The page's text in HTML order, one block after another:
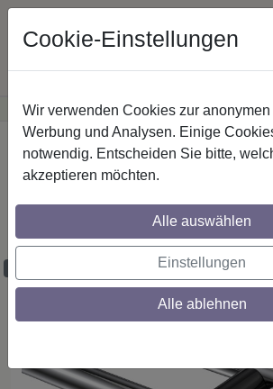
Günstige Versandkosteninnerhalb
Startseite Gardinenstangen Metall
Gardinenstangen aus Metall
2-läufig, Modell PLATON -
Schwarz (ohne Ringe)
Cookie-Einstellungen
Wir verwenden Cookies zur anonymen
Werbung und Analysen. Einige
notwendig. Entscheiden Sie bitte,
akzeptieren möchten.
Alle auswählen
Einstellungen
Alle ablehnen